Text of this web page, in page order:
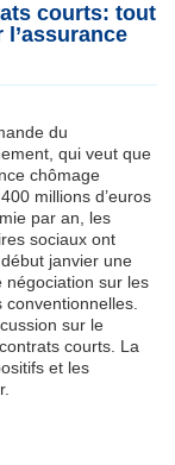
courts: tout
du
qui veut que
chômage
millions d’euros
par an, les
sociaux ont
janvier une
négociation sur les
conventionnelles.
sur le
courts. La
et les